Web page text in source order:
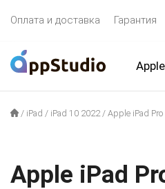
Оплата и доставка Гарантия
Apple
/ iPad / iPad 10 2022/ Apple iPad
Apple iPad